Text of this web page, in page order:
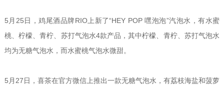
5月25日，鸡尾酒品牌RIO上新了“HEY POP 嘿泡泡”汽泡水，有水蜜
桃、柠檬、青柠、苏打气泡水4款产品，其中柠檬、青柠、苏打气泡水
均为无糖气泡水，而水蜜桃气泡水微甜。
5月27日，喜茶在官方微信上推出一款无糖气泡水，有荔枝海盐和菠萝